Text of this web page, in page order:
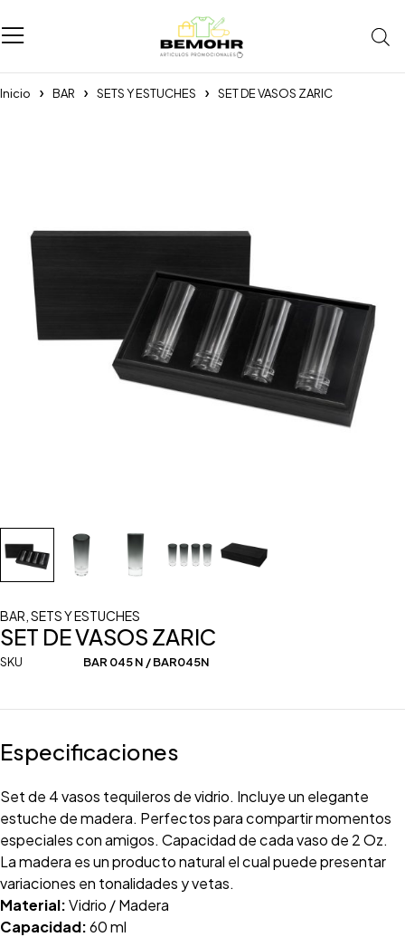
Inicio BAR SETS Y ESTUCHES SET DE VASOS ZARIC
BAR SETS Y ESTUCHES
SET DE VASOS ZARIC
SKU BAR 045 N / BAR045N
Especificaciones
Set de 4 vasos tequileros de vidrio. Incluye un elegante
estuche de madera. Perfectos para compartir momentos
especiales con amigos. Capacidad de cada vaso de 2 Oz.
La madera es un producto natural el cual puede presentar
variaciones en tonalidades y vetas.
Material:Vidrio / Madera
Capacidad:60 ml